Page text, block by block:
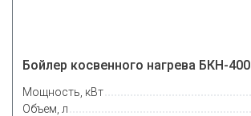
Бойлер косвенного нагрева БКН-400
Мощность, кВт
Объем, л